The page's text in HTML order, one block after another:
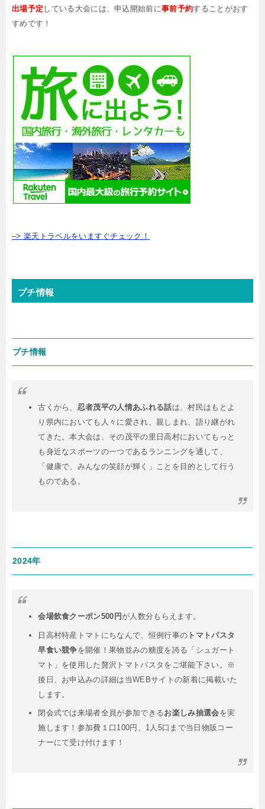
出場予定 している大会には、申込開始前に事前予約することがおす
すめです！
–> 楽天トラベルをいますぐチェック！
プチ情報
プチ情報
古くから、 忍者茂平の人情あふれる話は、村民はもとよ
り県内においても人々に愛され、親しまれ、語り継がれ
てきた。本大会は、その茂平の里日高村においてもっと
も身近なスポーツの一つであるランニングを通して、
「健康で、みんなの笑顔が輝く」ことを目的として行う
ものである。
2024年
会場飲食クーポン500円 が人数分もらえます。
日高村特産トマトにちなんで、恒例行事の トマトパスタ
早食い競争を開催！果物並みの糖度を誇る「シュガート
マト」を使用した贅沢トマトパスタをご堪能下さい。※
後日、お申込みの詳細は当WEBサイトの新着に掲載いた
します。
閉会式では来場者全員が参加できるお楽しみ抽選会を実
施します！参加費１口100円、1人5口まで当日物販コー
ナーにて受け付けます！